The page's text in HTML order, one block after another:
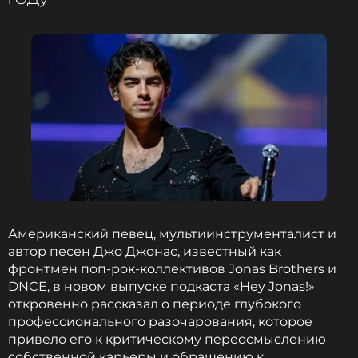
раздела имущества длились 7 лет. У бывших
летний Мэддокс, 20-летний Пакс, 19-летняя Захара,
17-летняя Шайло и 15-летние близнецы Нокс и
Фото: Zuma\TASS
Читайте нас в Телеграме, чтобы
оставаться в курсе событий
ПОДПИСАТЬСЯ
ССЫЛКА
Американский певец, мультиинструменталист и
автор песен Джо Джонас, известный как
фронтмен поп-рок-коллективов Jonas Brothers и
DNCE, в новом выпуске подкаста «Hey Jonas!»
откровенно рассказал о периоде глубокого
профессионального разочарования, которое
привело его к критическому переосмыслению